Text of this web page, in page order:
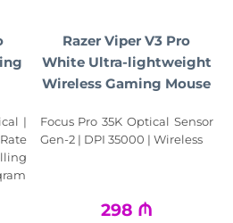
|
Razer Viper V3 Pro
White Ultra-lightweight
Wireless Gaming Mouse
Focus Pro 35K Optical Sensor
Gen-2 | DPI 35000 | Wireless
298 ₼